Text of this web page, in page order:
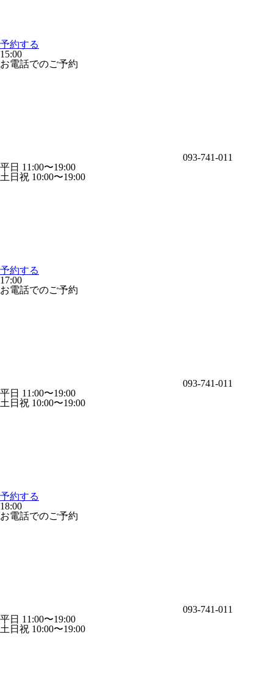
予約する
15:00
お電話でのご予約
093-741-011
平日 11:00〜19:00
土日祝 10:00〜19:00
予約する
17:00
お電話でのご予約
093-741-011
平日 11:00〜19:00
土日祝 10:00〜19:00
予約する
18:00
お電話でのご予約
093-741-011
平日 11:00〜19:00
土日祝 10:00〜19:00